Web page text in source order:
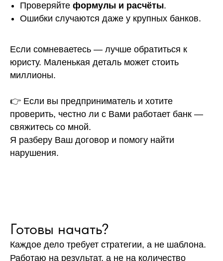
Проверяйте формулы и расчёты.
Ошибки случаются даже у крупных банков.
Если сомневаетесь — лучше обратиться к
юристу. Маленькая деталь может стоить
миллионы.
👉 Если вы предприниматель и хотите
проверить, честно ли с Вами работает банк —
свяжитесь со мной.
Я разберу Ваш договор и помогу найти
нарушения.
Готовы начать?
Каждое дело требует стратегии, а не шаблона.
Работаю на результат, а не на количество